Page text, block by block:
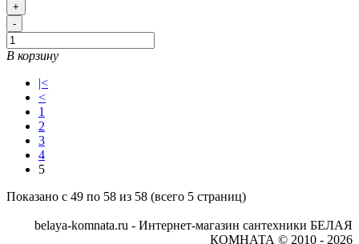
+
-
В корзину
|<
<
1
2
3
4
5
Показано с 49 по 58 из 58 (всего 5 страниц)
belaya-komnata.ru - Интернет-магазин сантехники БЕЛАЯ
КОМНАТА © 2010 - 2026